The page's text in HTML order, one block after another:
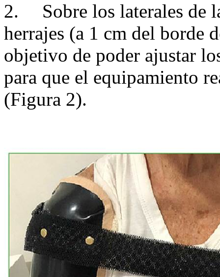
2.
Sobre los laterales de
herrajes (a 1 cm del borde
objetivo de poder ajustar
para que el equipamiento
(Figura 2).